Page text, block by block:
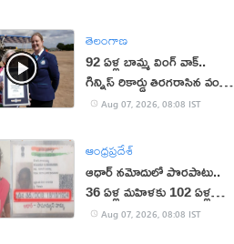
తెలంగాణ
92 ఏళ్ల బామ్మ వింగ్ వాక్..
గిన్నిస్ రికార్డు తిరగరాసిన వండర్
ఉమెన్Aug 07, 2026, 08:08 IST
ఆంధ్రప్రదేశ్
ఆధార్‌ నమోదులో పొరపాటు..
36 ఏళ్ల మహిళకు 102 ఏళ్ల
వయసు!
Aug 07, 2026, 08:08 IST